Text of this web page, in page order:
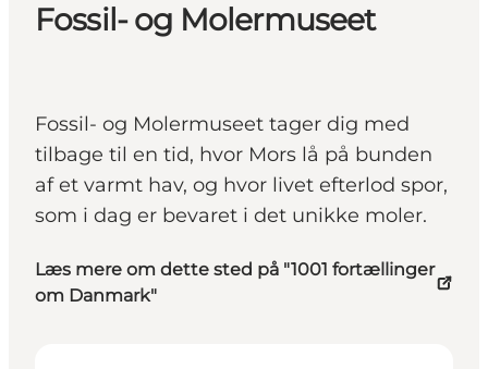
Fossil- og Molermuseet
Fossil- og Molermuseet tager dig med
tilbage til en tid, hvor Mors lå på bunden
af et varmt hav, og hvor livet efterlod spor,
som i dag er bevaret i det unikke moler.
Læs mere om dette sted på "1001 fortællinger
om Danmark"